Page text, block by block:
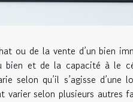
ou de la vente d’un bien
et de la capacité à le
selon qu’il s’agisse d’une
selon plusieurs autres